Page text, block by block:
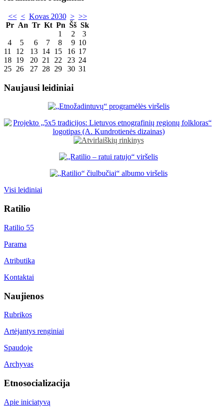
<< < Kovas 2030 > >>
Pr An Tr Kt Pn Šš Sk
1
2
3
4
5 6 7 8 9 10
11
12 13 14 15 16 17
18 19 20 21 22 23 24
25 26 27 28 29 30 31
Naujausi leidiniai
Visi leidiniai
Ratilio
Ratilio 55
Parama
Atributika
Kontaktai
Naujienos
Rubrikos
Artėjantys renginiai
Spaudoje
Archyvas
Etnosocializacija
Apie iniciatyvą